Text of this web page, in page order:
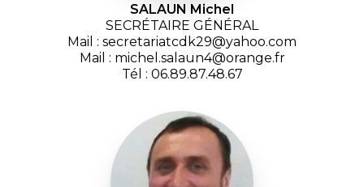
SALAUN Michel
SECRÉTAIRE GÉNÉRAL
Mail : secretariatcdk29@yahoo.com
Mail : michel.salaun4@orange.fr
Tél : 06.89.87.48.67